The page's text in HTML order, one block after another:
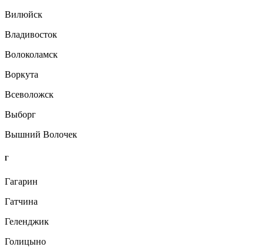
Вилюйск
Владивосток
Волоколамск
Воркута
Всеволожск
Выборг
Вышний Волочек
Г
Гагарин
Гатчина
Геленджик
Голицыно